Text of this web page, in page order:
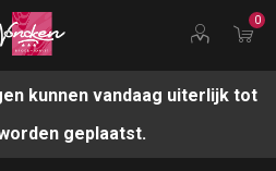
0
kunnen vandaag uiterlijk tot
geplaatst.